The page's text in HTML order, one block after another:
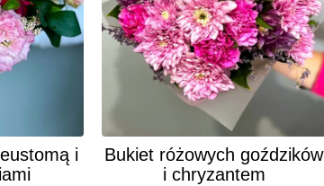
i
Bukiet różowych goździków
i chryzantem